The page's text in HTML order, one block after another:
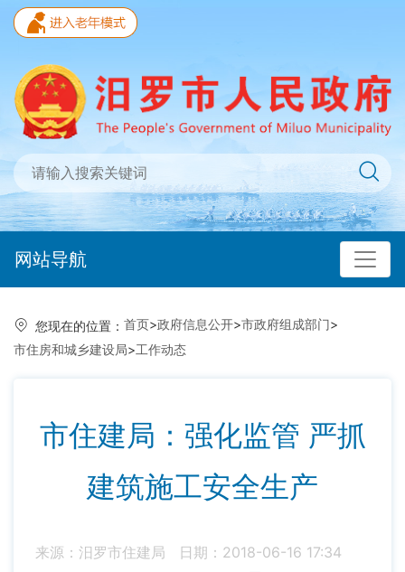
网站导航
您现在的位置： 首页>政府信息公开>市政府组成部门>
市住房和城乡建设局>工作动态
市住建局：强化监管 严抓
建筑施工安全生产
来源：汨罗市住建局
日期：2018-06-16 17:34